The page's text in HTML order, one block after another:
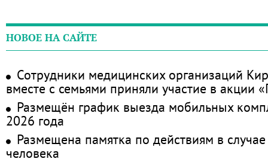
НОВОЕ НА САЙТЕ
Сотрудники медицинских организаций
вместе с семьями приняли участие в акции
Размещён график выезда мобильных
2026 года
Размещена памятка по действиям в
человека